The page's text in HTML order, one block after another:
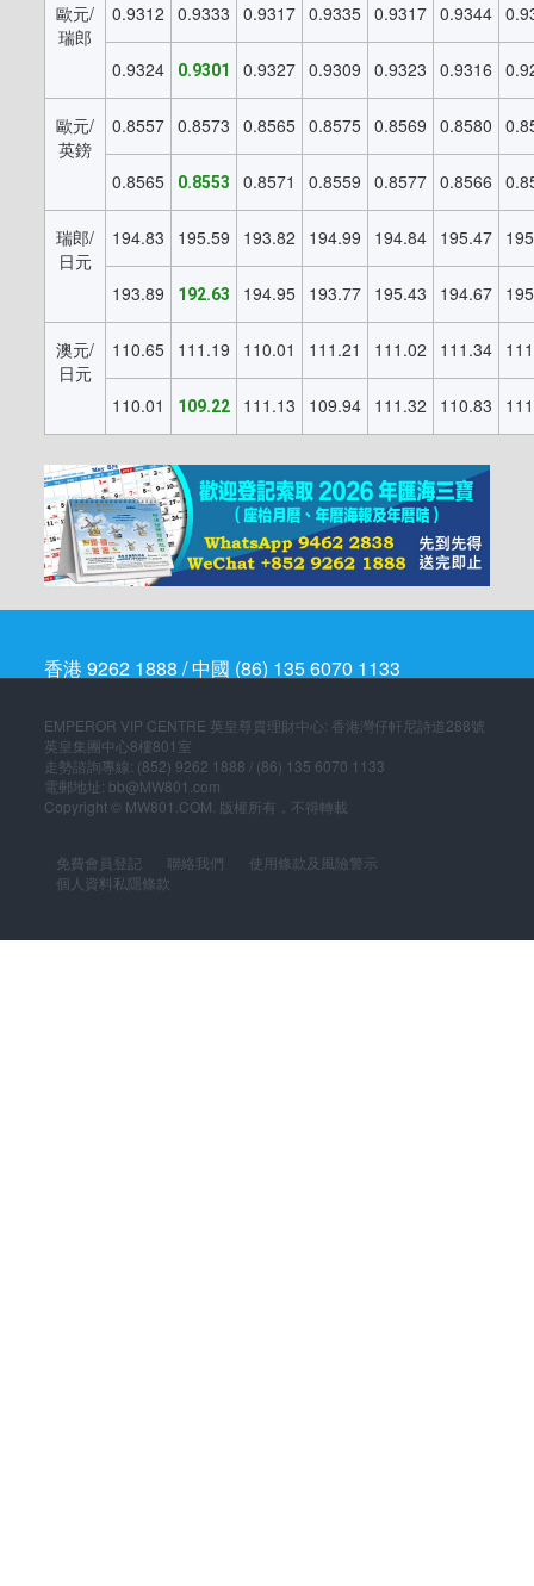
歐元/
瑞郎
0.9312 0.9333 0.9317 0.9335 0.9317 0.9344
0.9324 0.9301 0.9327 0.9309 0.9323 0.9316
歐元/
英鎊
0.8557 0.8573 0.8565 0.8575 0.8569 0.8580
0.8565 0.8553 0.8571 0.8559 0.8577 0.8566
瑞郎/
日元
194.83 195.59 193.82 194.99 194.84 195.47
193.89 192.63 194.95 193.77 195.43 194.67
澳元/
日元
110.65 111.19 110.01 111.21 111.02 111.34
110.01 109.22 111.13 109.94 111.32 110.83
香港 9262 1888 / 中國 (86) 135 6070 1133
EMPEROR VIP CENTRE 英皇尊貴理財中心: 香港灣仔軒尼詩道288號
英皇集團中心8樓801室
走勢諮詢專線: (852) 9262 1888 / (86) 135 6070 1133
電郵地址: bb@MW801.com
Copyright © MW801.COM. 版權所有，不得轉載
免費會員登記 聯絡我們
使用條款及風險警示
個人資料私隱條款